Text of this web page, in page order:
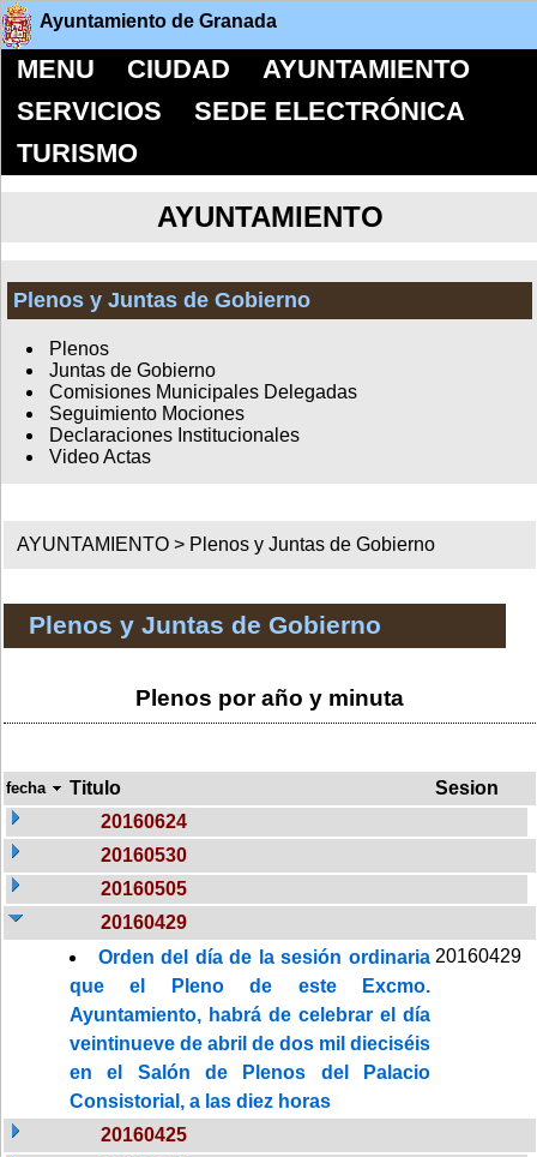
Ayuntamiento de Granada
MENU CIUDAD
AYUNTAMIENTO
SERVICIOS
SEDE ELECTRÓNICA
TURISMO
AYUNTAMIENTO
Plenos y Juntas de Gobierno
Plenos
Juntas de Gobierno
Comisiones Municipales Delegadas
Seguimiento Mociones
Declaraciones Institucionales
Video Actas
AYUNTAMIENTO > Plenos y Juntas de Gobierno
Plenos y Juntas de Gobierno
Plenos por año y minuta
fecha Titulo
Sesion
20160624
20160530
20160505
20160429
Orden del día de la sesión ordinaria
que el Pleno de este Excmo.
Ayuntamiento, habrá de celebrar el día
veintinueve de abril de dos mil dieciséis
en el Salón de Plenos del Palacio
Consistorial, a las diez horas
20160429
20160425